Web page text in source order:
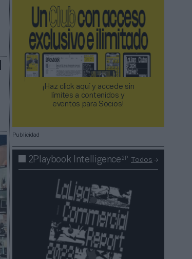
¡Haz click aquí y accede sin
límites a contenidos y
eventos para Socios!​​​​​​​
Publicidad
2Playbook Intelligence2P Todos